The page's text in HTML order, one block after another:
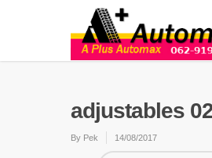
adjustables
By Pek 14/08/2017